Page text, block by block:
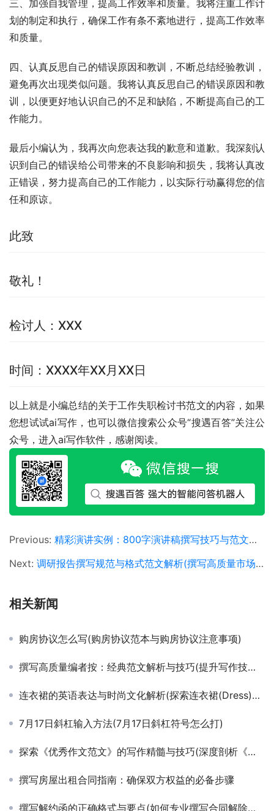
三、加强自我管理，提高工作效率和质量。我将注重工作计
划的制定和执行，确保工作有条不紊地进行，提高工作效率
和质量。
四、认真反思自己的错误原因和教训，不断总结经验教训，
避免再次出现类似问题。我将认真反思自己的错误原因和教
训，以便更好地认识自己的不足和缺陷，不断提高自己的工
作能力。
最后小编认为，我再次向您表达我的歉意和道歉。我深刻认
识到自己的错误给公司带来的不良影响和损失，我将认真改
正错误，努力提高自己的工作能力，以实际行动赢得您的信
任和原谅。
此致
敬礼！
检讨人：XXX
时间：XXXX年XX月XX日
以上就是小编总结的关于工作失职检讨书范文的内容，如果
您想试试ai写作，也可以微信搜索公众号“搜遇百答”关注公
众号，进入ai写作软件，感谢阅读。
Previous: 精彩演讲实例：800字演讲稿撰写技巧与范文解析(如何撰写引人入胜的800字演讲稿并附成功范文)
Next: 调研报告撰写规范与格式范文解析(撰写高质量市场调研报告的标准格式与示例)
相关新闻
购房协议怎么写(购房协议范本与购房协议注意事项)
撰写高质量编者按：经典范文解析与技巧(提升写作技能：详细解读编者按范文及撰写策略)
连衣裙的英语表达与时尚文化解析(探索连衣裙(Dress)在英语中的多样表达与搭配艺术)
7月17日斜杠输入方法(7月17日斜杠符号怎么打)
探索《优秀作文范文》的写作精髓与技巧(深度剖析《优秀作文范文》中高分作文的共性与创新点)
撰写房屋出租合同指南：确保双方权益的必备步骤
撰写解约函的正确格式与要点(如何专业撰写合同解除通知函以避免法律纠纷)